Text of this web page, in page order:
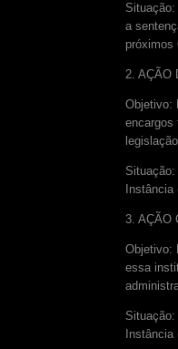
a
próximos
2. AÇÃO
Objetivo:
encargos
Instância
3. AÇÃO
Objetivo:
essa